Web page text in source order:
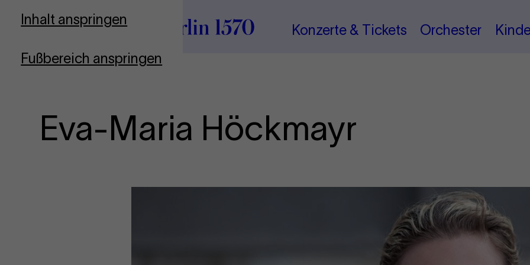
Inhalt anspringen
Fußbereich anspringen
Zur Startseite
Konzerte & Tickets Orchester
Eva-Maria Höckmayr